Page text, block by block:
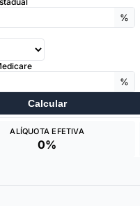
%
%
Calcular
ALÍQUOTA EFETIVA
0%